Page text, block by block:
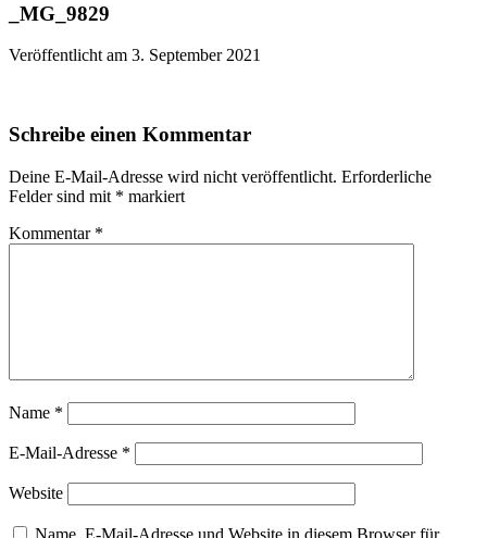
_MG_9829
Veröffentlicht am 3. September 2021
Schreibe einen Kommentar
Deine E-Mail-Adresse wird nicht veröffentlicht. Erforderliche
Felder sind mit * markiert
Kommentar *
Name *
E-Mail-Adresse *
Website
Name, E-Mail-Adresse und Website in diesem Browser für